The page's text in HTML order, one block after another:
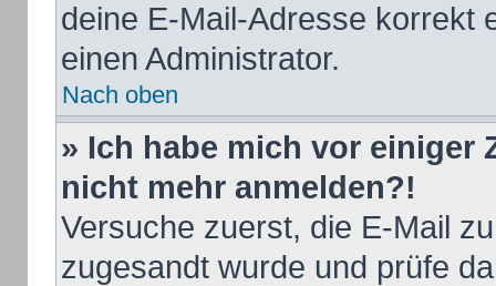
deine E-Mail-Adresse korrekt
einen Administrator.
Nach oben
» Ich habe mich vor einiger
nicht mehr anmelden?!
Versuche zuerst, die E-Mail
zugesandt wurde und prüfe